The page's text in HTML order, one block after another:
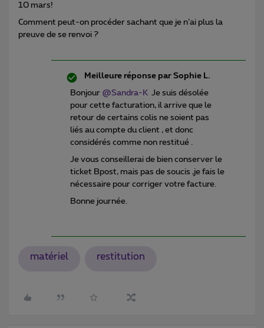
10 mars!
Comment peut-on procéder sachant que je n’ai plus la
preuve de se renvoi ?
Meilleure réponse par Sophie L.
Bonjour @Sandra-K Je suis désolée
pour cette facturation, il arrive que le
retour de certains colis ne soient pas
liés au compte du client , et donc
considérés comme non restitué .
Je vous conseillerai de bien conserver le
ticket Bpost, mais pas de soucis ,je fais le
nécessaire pour corriger votre facture.
Bonne journée.
matériel restitution